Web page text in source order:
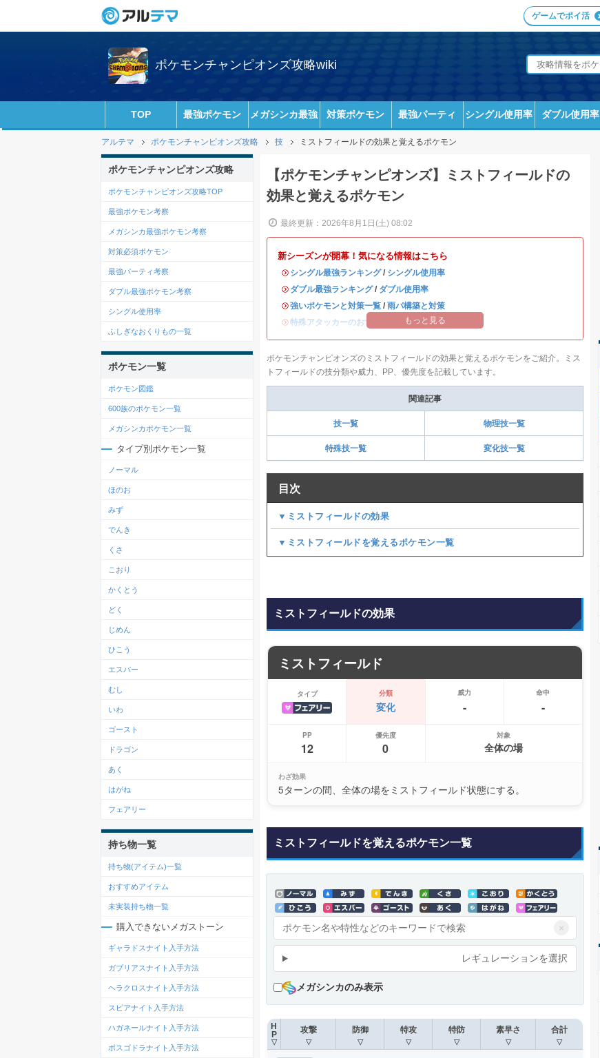
ゲームでポイ活
ポケモンチャンピオンズ攻略wiki
TOP 最強ポケモン メガシンカ最強 対策ポケモン 最強パーティ シングル使用率 ダブル使用率
アルテマ ポケモンチャンピオンズ攻略 技 ミストフィールドの効果と覚えるポケモン
【ポケモンチャンピオンズ】ミストフィールドの
効果と覚えるポケモン
最終更新：2026年8月1日(土) 08:02
新シーズンが開幕！気になる情報はこちら
・ シングル最強ランキング/ シングル使用率
・ ダブル最強ランキング/ ダブル使用率
・強いポケモンと対策一覧 / 雨パ構築と対策
・特殊アタッカーのおすすめランキング
もっと見る
ポケモンチャンピオンズのミストフィールドの効果と覚えるポケモンをご紹介。ミス
トフィールドの技分類や威力、PP、優先度を記載しています。
関連記事
技一覧 物理技一覧
特殊技一覧 変化技一覧
目次
▼ミストフィールドの効果
▼ミストフィールドを覚えるポケモン一覧
ミストフィールドの効果
ミストフィールド
タイプ 分類
変化
威力
-
命中
-
PP
12
優先度
0
対象
全体の場
わざ効果
5ターンの間、全体の場をミストフィールド状態にする。
ミストフィールドを覚えるポケモン一覧
×
レギュレーションを選択
メガシンカのみ表示
H
P
▽
攻撃
▽
防御
▽
特攻
▽
特防
▽
素早さ
▽
合計
▽
ポケモンチャンピオンズ攻略
ポケモンチャンピオンズ攻略TOP
最強ポケモン考察
メガシンカ最強ポケモン考察
対策必須ポケモン
最強パーティ考察
ダブル最強ポケモン考察
シングル使用率
ふしぎなおくりもの一覧
ポケモン一覧
ポケモン図鑑
600族のポケモン一覧
メガシンカポケモン一覧
タイプ別ポケモン一覧
ノーマル
ほのお
みず
でんき
くさ
こおり
かくとう
どく
じめん
ひこう
エスパー
むし
いわ
ゴースト
ドラゴン
あく
はがね
フェアリー
持ち物一覧
持ち物(アイテム)一覧
おすすめアイテム
未実装持ち物一覧
購入できないメガストーン
ギャラドスナイト入手方法
ガブリアスナイト入手方法
ヘラクロスナイト入手方法
スピアナイト入手方法
ハガネールナイト入手方法
ボスゴドラナイト入手方法